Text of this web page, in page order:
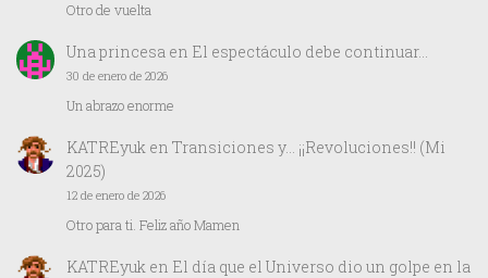
Otro de vuelta
Una princesaen El espectáculo debe continuar…
30 de enero de 2026
Un abrazo enorme
KATREyuken Transiciones y… ¡¡Revoluciones!! (Mi
2025)
12 de enero de 2026
Otro para ti. Feliz año Mamen
KATREyuken El día que el Universo dio un golpe en la